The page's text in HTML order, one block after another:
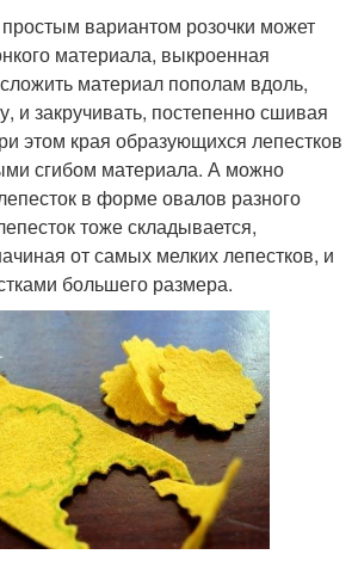
вариантом розочки может
материала, выкроенная
материал пополам вдоль,
и закручивать, постепенно сшивая
этом края образующихся лепестков
сгибом материала. А можно
в форме овалов разного
тоже складывается,
от самых мелких лепестков, и
большего размера.